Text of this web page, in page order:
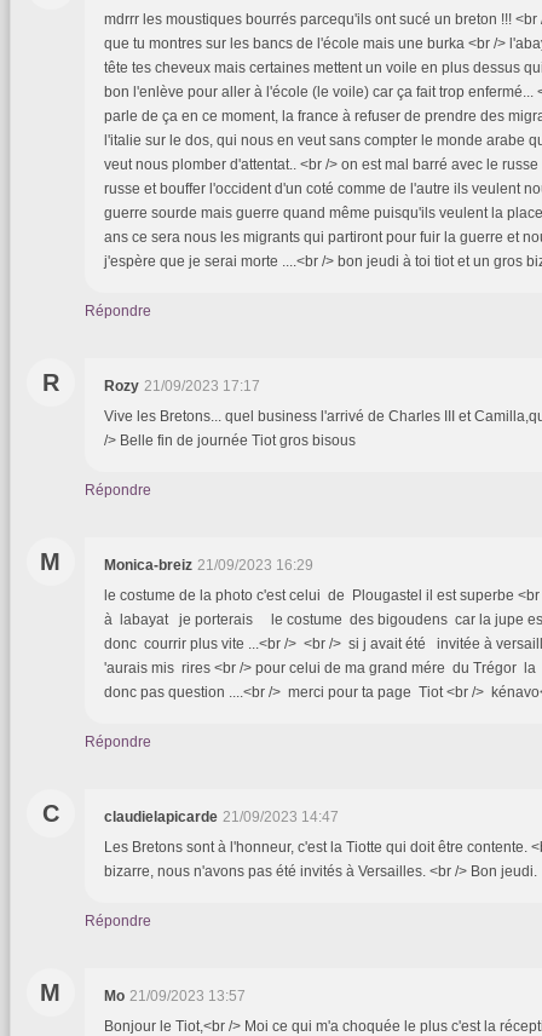
mdrrr les moustiques bourrés parcequ'ils ont sucé un breton !!!
que tu montres sur les bancs de l'école mais une burka <br />
tête tes cheveux mais certaines mettent un voile en plus dessus
bon l'enlève pour aller à l'école (le voile) car ça fait trop enfermé...
parle de ça en ce moment, la france à refuser de prendre des
l'italie sur le dos, qui nous en veut sans compter le monde arabe
veut nous plomber d'attentat.. <br /> on est mal barré avec le
russe et bouffer l'occident d'un coté comme de l'autre ils veulent
guerre sourde mais guerre quand même puisqu'ils veulent la
ans ce sera nous les migrants qui partiront pour fuir la guerre et
j'espère que je serai morte ....<br /> bon jeudi à toi tiot et un gros
Répondre
R Rozy 21/09/2023 17:17
Vive les Bretons... quel business l'arrivé de Charles III et
/> Belle fin de journée Tiot gros bisous
Répondre
M Monica-breiz 21/09/2023 16:29
le costume de la photo c'est celui de Plougastel il est superbe
à labayat je porterais le costume des bigoudens car la jupe
donc courrir plus vite ...<br /> <br /> si j avait été invitée à
'aurais mis rires <br /> pour celui de ma grand mére du Trégor
donc pas question ....<br /> merci pour ta page Tiot <br />
Répondre
C claudielapicarde 21/09/2023 14:47
Les Bretons sont à l'honneur, c'est la Tiotte qui doit être contente.
bizarre, nous n'avons pas été invités à Versailles. <br /> Bon jeudi.
Répondre
M Mo 21/09/2023 13:57
Bonjour le Tiot,<br /> Moi ce qui m'a choquée le plus c'est la